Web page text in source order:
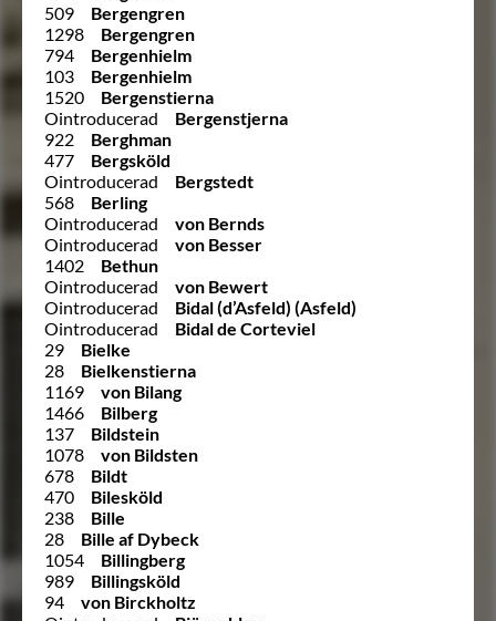
509
Bergengren
1298
Bergengren
794
Bergenhielm
103
Bergenhielm
1520
Bergenstierna
Ointroducerad
Bergenstjerna
922
Berghman
477
Bergsköld
Ointroducerad
Bergstedt
568
Berling
Ointroducerad
von Bernds
Ointroducerad
von Besser
1402
Bethun
Ointroducerad
von Bewert
Ointroducerad
Bidal (d’Asfeld) (Asfeld)
Ointroducerad
Bidal de Corteviel
29
Bielke
28
Bielkenstierna
1169
von Bilang
1466
Bilberg
137
Bildstein
1078
von Bildsten
678
Bildt
470
Bilesköld
238
Bille
28
Bille af Dybeck
1054
Billingberg
989
Billingsköld
94
von Birckholtz